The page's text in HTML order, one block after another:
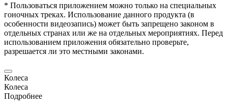
* Пользоваться приложением можно только на специальных
гоночных треках. Использование данного продукта (в
особенности видеозапись) может быть запрещено законом в
отдельных странах или же на отдельных мероприятиях. Перед
использованием приложения обязательно проверьте,
разрешается ли это местными законами.
Колеса
Колеса
Подробнее